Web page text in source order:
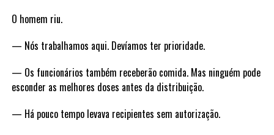
O homem riu.
— Nós trabalhamos aqui. Devíamos ter prioridade.
— Os funcionários também receberão comida. Mas ninguém pode
esconder as melhores doses antes da distribuição.
— Há pouco tempo levava recipientes sem autorização.